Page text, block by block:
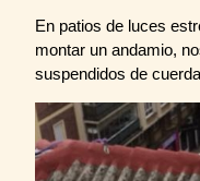
En patios de luces
montar un andamio,
suspendidos de